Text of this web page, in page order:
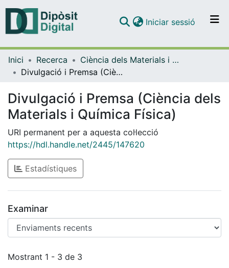
Navega per tot el DD
Contacte
Iniciar sessió (current)
Inici Recerca
Ciència dels Materials i Química Física
Divulgació i Premsa (Ciència dels Materials i Química Física)
Divulgació i Premsa (Ciència dels
Materials i Química Física)
URI permanent per a aquesta col·lecció
https://hdl.handle.net/2445/147620
Estadístiques
Examinar
Enviaments recents
Mostrant 1 - 3 de 3